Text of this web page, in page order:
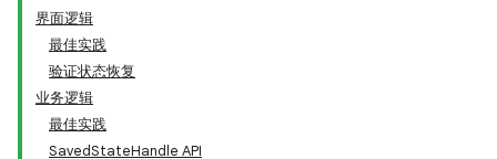
界面逻辑
最佳实践
验证状态恢复
业务逻辑
最佳实践
SavedStateHandle API